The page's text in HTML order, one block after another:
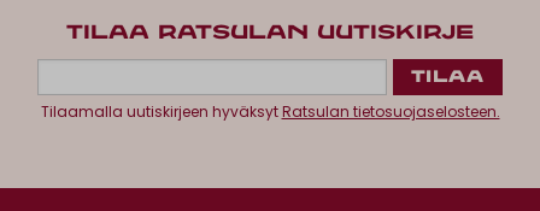
TILAA RATSULAN UUTISKIRJE
Tilaamalla uutiskirjeen hyväksytRatsulan tietosuojaselosteen.